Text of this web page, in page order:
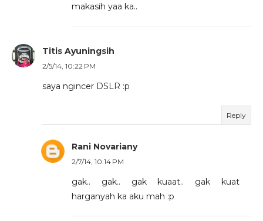
makasih yaa ka..
Titis Ayuningsih
2/5/14, 10:22 PM
saya ngincer DSLR :p
Reply
Rani Novariany
2/7/14, 10:14 PM
gak.. gak.. gak kuaat.. gak kuat
harganyah ka aku mah :p